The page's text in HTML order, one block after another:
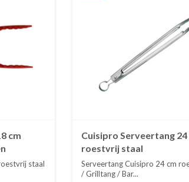
cm
staal
Cuisipro Serveertang 24
roestvrij staal
Serveertang Cuisipro 24 cm
/ Grilltang / Bar...